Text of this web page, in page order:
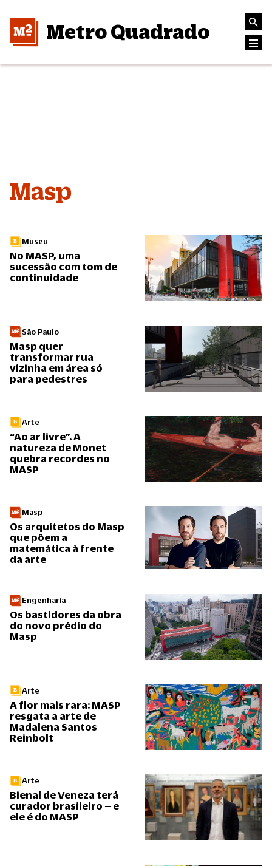
Metro Quadrado
Masp
Museu
No MASP, uma
sucessão com tom de
continuidade
São Paulo
Masp quer
transformar rua
vizinha em área só
para pedestres
Arte
“Ao ar livre”. A
natureza de Monet
quebra recordes no
MASP
Masp
Os arquitetos do Masp
que põem a
matemática à frente
da arte
Engenharia
Os bastidores da obra
do novo prédio do
Masp
Arte
A flor mais rara: MASP
resgata a arte de
Madalena Santos
Reinbolt
Arte
Bienal de Veneza terá
curador brasileiro – e
ele é do MASP